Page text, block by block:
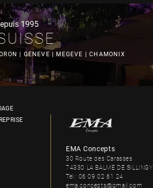
1995
| GENEVE | MEGEVE | CHAMONIX
EMA Concepts
30 Route des Carasses
74330 LA BALME DE SILLINGY
Tel : 06 09 02 61 24
ema.concepts@gmail.com